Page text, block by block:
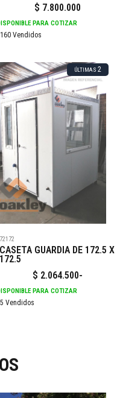
$ 7.800.000
PARA COTIZAR
Vendidos
ÚLTIMAS 2
CASETA GUARDIA DE 172.5 X
172.5
$ 2.064.500-
PARA COTIZAR
Vendidos